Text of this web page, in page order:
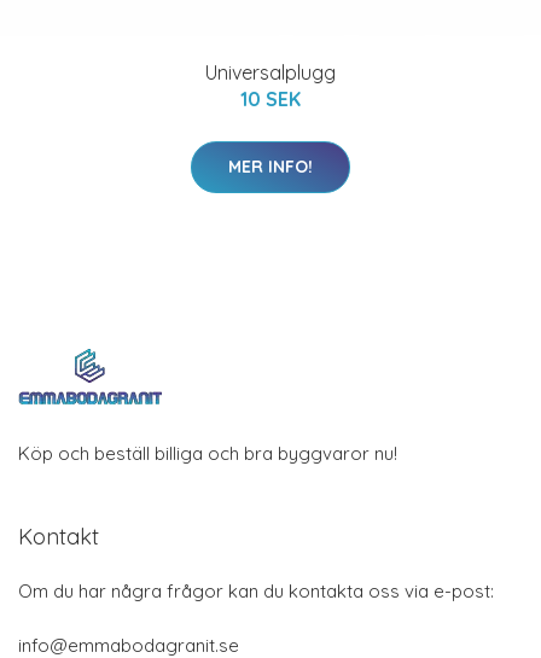
Universalplugg
10 SEK
MER INFO!
Köp och beställ billiga och bra byggvaror nu!
Kontakt
Om du har några frågor kan du kontakta oss via e-post:
info@emmabodagranit.se